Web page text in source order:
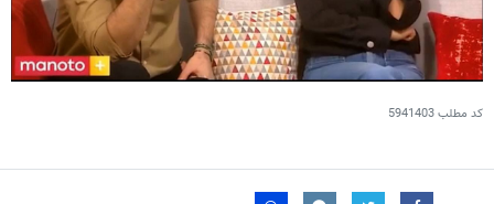
کد مطلب5941403